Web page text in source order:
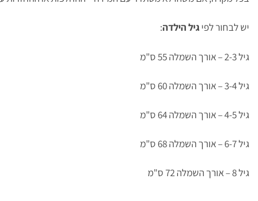
יש לבחור לפיגיל הילדה:
גיל 2-3 – אורך השמלה 55 ס"מ
גיל 3-4 – אורך השמלה 60 ס"מ
גיל 4-5 – אורך השמלה 64 ס"מ
גיל 6-7 – אורך השמלה 68 ס"מ
גיל 8 – אורך השמלה 72 ס"מ